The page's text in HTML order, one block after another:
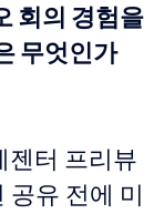
회의 경험을
무엇인가
젠터 프리뷰
공유 전에 미